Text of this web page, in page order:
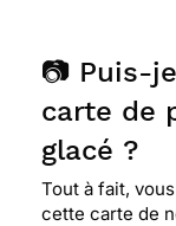
en sobriété.
⭐⭐⭐⭐⭐ Le
📷 Puis-
carte de
glacé ?
Tout à fait,
cette carte de